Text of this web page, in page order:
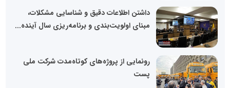
داشتن اطلاعات دقیق و شناسایی مشکلات،
مبنای اولویت‌بندی و برنامه‌ریزی سال آینده...
رونمایی از پروژه‌های کوتاه‌مدت شرکت ملی
پست